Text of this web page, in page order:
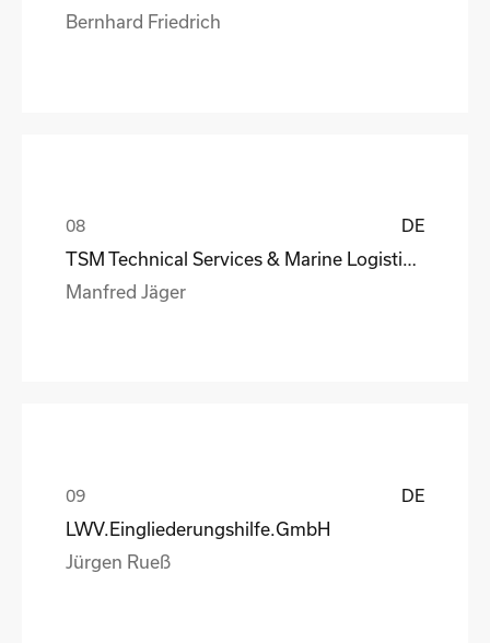
Bernhard Friedrich
DE
Manfred Jäger
DE
LWV.Eingliederungshilfe.GmbH
Jürgen Rueß